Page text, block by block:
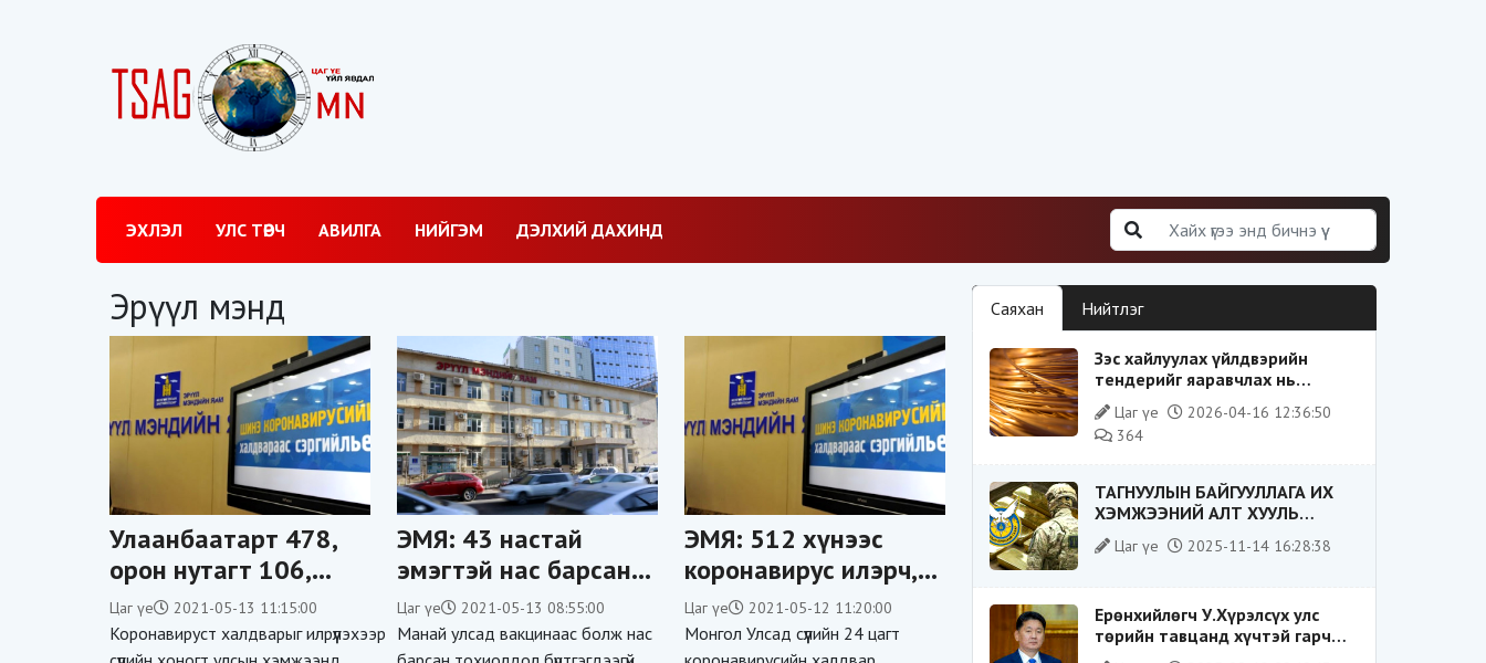
ЭХЛЭЛ УЛС ТӨРЧ АВИЛГА НИЙГЭМ ДЭЛХИЙ ДАХИНД
Эрүүл мэнд
Улаанбаатарт 478,
орон нутагт 106,
зөөвөрлөгдсөн нэг
тохиолдол
Цаг үе 2021-05-13 11:15:00
Коронавируст халдварыг илрүүлэхээр
ЭМЯ: 43 настай
эмэгтэй нас барсан
нь вакцинтай
холбоогүй гэсэн
Цаг үе 2021-05-13 08:55:00
Манай улсад вакцинаас болж нас
ЭМЯ: 512 хүнээс
коронавирус илэрч,
1503 хүн эдгэрч,
ТАВАН хүн нас
Цаг үе 2021-05-12 11:20:00
Монгол Улсад сүүлийн 24 цагт
Саяхан Нийтлэг
Зэс хайлуулах үйлдвэрийн
тендерийг яаравчлах нь
“Үндэсний аюулгүй байдал“-д
эрсдэлтэй юу?
Цаг үе
2026-04-16 12:36:50
364
ТАГНУУЛЫН БАЙГУУЛЛАГА ИХ
ХЭМЖЭЭНИЙ АЛТ ХУУЛЬ
БУСААР ХИЛЭЭР ГАРГАХ ГЭЖ
БАЙСАН ҮЙЛДЛИЙГ ТАСЛАН
Цаг үе 2025-11-14 16:28:38
Ерөнхийлөгч У.Хүрэлсүх улс
төрийн тавцанд хүчтэй гарч
ирэхдээ өөрийгөө шударга